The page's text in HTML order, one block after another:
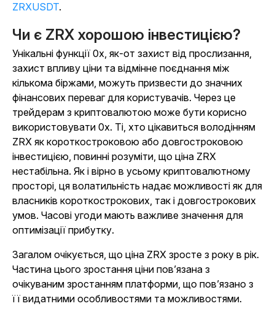
ZRXUSDT.
Чи є ZRX хорошою інвестицією?
Унікальні функції 0x, як-от захист від прослизання,
захист впливу ціни та відмінне поєднання між
кількома біржами, можуть призвести до значних
фінансових переваг для користувачів. Через це
трейдерам з криптовалютою може бути корисно
використовувати 0x. Ті, хто цікавиться володінням
ZRX як короткостроковою або довгостроковою
інвестицією, повинні розуміти, що ціна ZRX
нестабільна. Як і вірно в усьому криптовалютному
просторі, ця волатильність надає можливості як для
власників короткострокових, так і довгострокових
умов. Часові угоди мають важливе значення для
оптимізації прибутку.
Загалом очікується, що ціна ZRX зросте з року в рік.
Частина цього зростання ціни пов’язана з
очікуваним зростанням платформи, що пов’язано з
її видатними особливостями та можливостями.